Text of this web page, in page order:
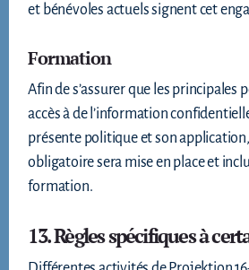
et bénévoles actuels signent cet
Formation
Afin de s’assurer que les principales
accès à de l’information
présente politique et son
obligatoire sera mise en place et
formation.
13. Règles spécifiques à